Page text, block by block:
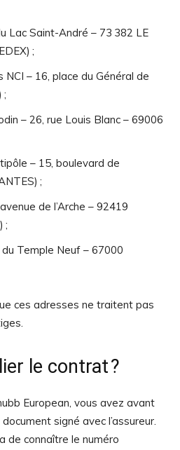
Lac Saint-André – 73 382 LE
;
NCI – 16, place du Général de
;
– 26, rue Louis Blanc – 69006
– 15, boulevard de
;
de l’Arche – 92419
;
Temple Neuf – 67000
ces adresses ne traitent pas
le contrat ?
European, vous avez avant
signé avec l’assureur.
de connaître le numéro